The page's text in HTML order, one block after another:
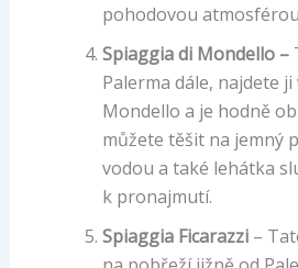
pohodovou
Spiaggia di Mondello –
Palerma dále, najdete
Mondello a je hodně
můžete těšit na jemný
vodou a také lehátka
k pronajmutí.
Spiaggia Ficarazzi–